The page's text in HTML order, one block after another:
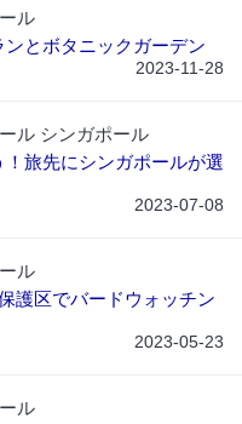
ル
とボタニックガーデン
2023-11-28
ル シンガポール
旅先にシンガポールが選
2023-07-08
ル
護区でバードウォッチン
2023-05-23
ル